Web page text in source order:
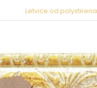
Letvice od polystirena